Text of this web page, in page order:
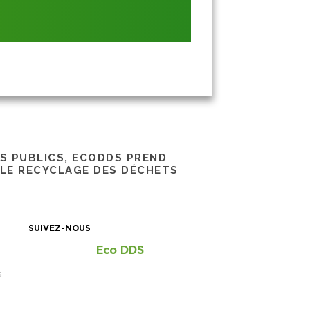
PUBLICS, ECODDS PREND
RECYCLAGE DES DÉCHETS
SUIVEZ-NOUS
Eco DDS